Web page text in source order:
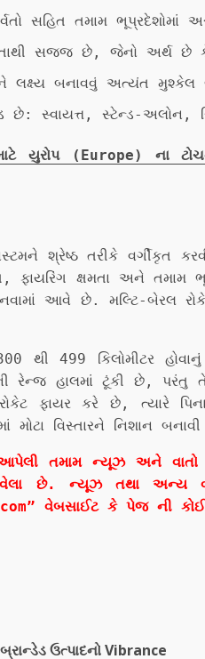
સહિત તમામ ભૂપ્રદેશોમાં
સજ્જ છે, જેનો અર્થ છે કે
લક્ષ્ય બનાવવું અત્યંત
છે: સ્વાયત્ત, સ્ટેન્ડ-અલોન,
યુરોપ (Europe) ના
શ્રેષ્ઠ તરીકે
ક્ષમતા અને તમામ
આવે છે. મલ્ટિ-બેરલ
થી 499 કિલોમીટર
રેન્જ હાલમાં ટૂંકી છે,
ફાયર કરે છે, ત્યારે
મોટા વિસ્તારને નિશાન
તમામ ન્યૂઝ અને વાતો
છે. ન્યૂઝ તથા અન્ય
વેબસાઈટ કે પેજ ની
ઉત્પાદનો Vibrance